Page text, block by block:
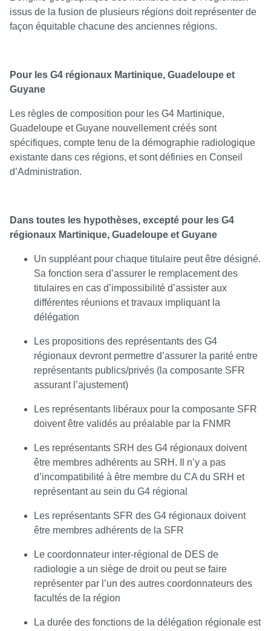
issus de la fusion de plusieurs régions doit représenter de
façon équitable chacune des anciennes régions.
Pour les G4 régionaux Martinique, Guadeloupe et
Guyane
Les règles de composition pour les G4 Martinique,
Guadeloupe et Guyane nouvellement créés sont
spécifiques, compte tenu de la démographie radiologique
existante dans ces régions, et sont définies en Conseil
d’Administration.
Dans toutes les hypothèses, excepté pour les G4
régionaux Martinique, Guadeloupe et Guyane
Un suppléant pour chaque titulaire peut être désigné.
Sa fonction sera d’assurer le remplacement des
titulaires en cas d’impossibilité d’assister aux
différentes réunions et travaux impliquant la
délégation
Les propositions des représentants des G4
régionaux devront permettre d’assurer la parité entre
représentants publics/privés (la composante SFR
assurant l’ajustement)
Les représentants libéraux pour la composante SFR
doivent être validés au préalable par la FNMR
Les représentants SRH des G4 régionaux doivent
être membres adhérents au SRH. Il n’y a pas
d’incompatibilité à être membre du CA du SRH et
représentant au sein du G4 régional
Les représentants SFR des G4 régionaux doivent
être membres adhérents de la SFR
Le coordonnateur inter-régional de DES de
radiologie a un siège de droit ou peut se faire
représenter par l’un des autres coordonnateurs des
facultés de la région
La durée des fonctions de la délégation régionale est